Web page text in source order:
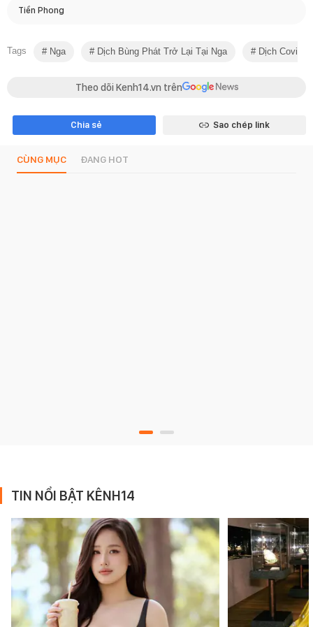
Tiền Phong
Tags Nga Dịch Bùng Phát Trở Lại Tại Nga Dịch Covid-
Theo dõi Kenh14.vn trên
Chia sẻ Sao chép link
CÙNG MỤC ĐANG HOT
TIN NỔI BẬT KÊNH14